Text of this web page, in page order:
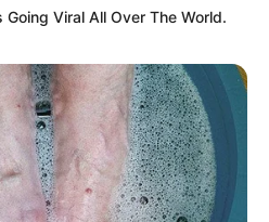
Viral All Over The World.